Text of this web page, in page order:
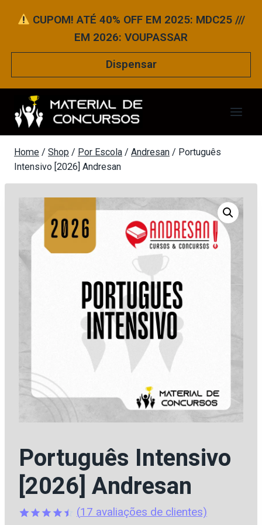
para
CUPOM! ATÉ 40% OFF EM 2025: MDC25 ///
EM 2026: VOUPASSAR
Dispensar
Home / Shop / Por Escola / Andresan / Português
Intensivo [2026] Andresan
Português Intensivo
[2026] Andresan
(17 avaliações de clientes)